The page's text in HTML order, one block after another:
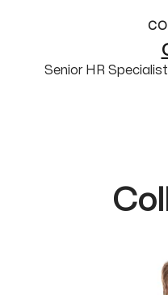
Senior HR